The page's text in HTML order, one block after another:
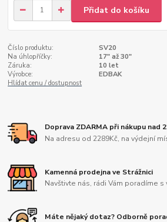
Přidat do košíku
Číslo produktu:
SV20
Na úhlopříčky:
17" až 30"
Záruka:
10 let
Výrobce:
EDBAK
Hlídat cenu / dostupnost
Doprava ZDARMA při nákupu nad
Na adresu od 2289Kč, na výdejní
Kamenná prodejna ve Strážnici
Navštivte nás, rádi Vám poradíme s
Máte nějaký dotaz? Odborně